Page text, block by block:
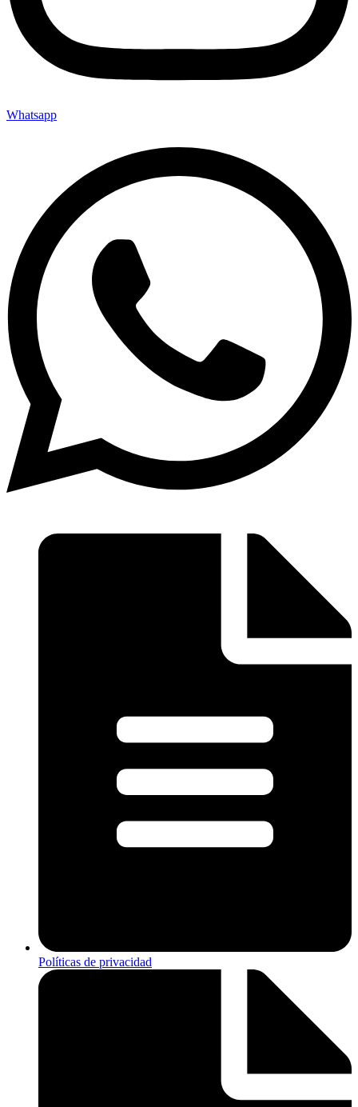
Whatsapp
Políticas de privacidad